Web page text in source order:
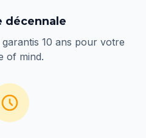
décennale
10 ans pour votre
of mind.